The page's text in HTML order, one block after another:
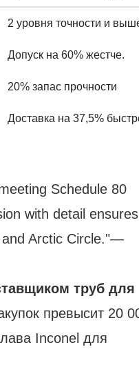
2 уровня точности и
Допуск на 60% жестче.
20% запас прочности
Доставка на 37,5%
Schedule 80
with detail
and Arctic Circle."—
труб для
превысит 20
Inconel для